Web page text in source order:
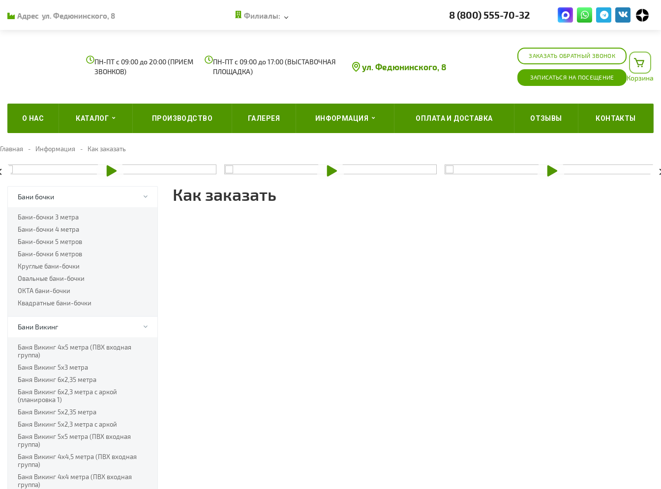
Адрес ул. Федюнинского, 8 Филиалы: 8 (800) 555-70-32
ПН-ПТ с 09:00 до 20:00 (ПРИЕМ
ЗВОНКОВ)
ПН-ПТ с 09:00 до 17:00 (ВЫСТАВОЧНАЯ
ПЛОЩАДКА)
ул. Федюнинского, 8
ЗАКАЗАТЬ ОБРАТНЫЙ ЗВОНОК
ЗАПИСАТЬСЯ НА ПОСЕЩЕНИЕ Корзина
О НАС КАТАЛОГ ПРОИЗВОДСТВО ГАЛЕРЕЯ ИНФОРМАЦИЯ ОПЛАТА И ДОСТАВКА ОТЗЫВЫ КОНТАКТЫ
Главная Информация Как заказать
Бани бочки
Бани-бочки 3 метра
Бани-бочки 4 метра
Бани-бочки 5 метров
Бани-бочки 6 метров
Круглые бани-бочки
Овальные бани-бочки
ОКТА бани-бочки
Квадратные бани-бочки
Бани Викинг
Баня Викинг 4х5 метра (ПВХ входная
группа)
Баня Викинг 5х3 метра
Баня Викинг 6х2,35 метра
Баня Викинг 6х2,3 метра с аркой
(планировка 1)
Баня Викинг 5х2,35 метра
Баня Викинг 5х2,3 метра с аркой
Баня Викинг 5х5 метра (ПВХ входная
группа)
Баня Викинг 4х4,5 метра (ПВХ входная
группа)
Баня Викинг 4х4 метра (ПВХ входная
группа)
Как заказать